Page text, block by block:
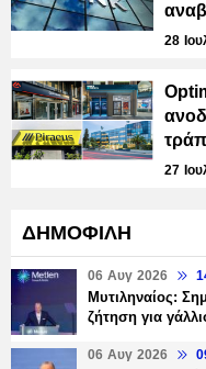
28
27
ΔΗΜΟΦΙΛΗ
06 Αυγ 2026
Μυτιληναίος:
ζήτηση για
06 Αυγ 2026